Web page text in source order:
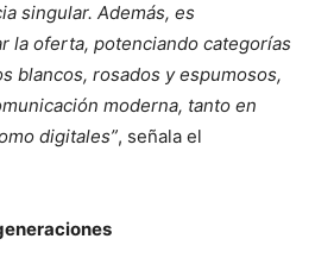
singular. Además, es
la oferta, potenciando categorías
blancos, rosados y espumosos,
moderna, tanto en
digitales”, señala el